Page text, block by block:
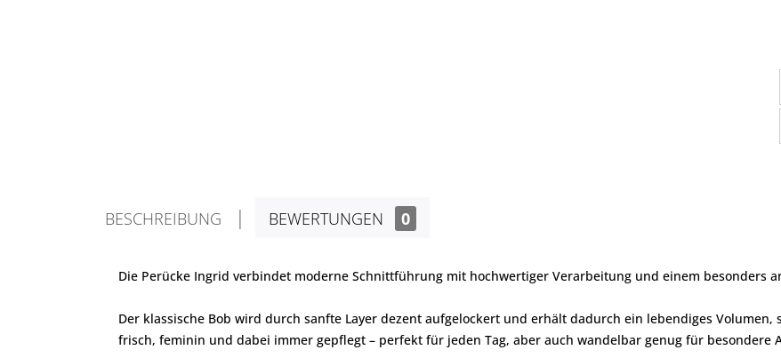
BESCHREIBUNG BEWERTUNGEN 0
Die Perücke Ingrid verbindet moderne Schnittführung mit hochwertiger Verarbeitung und einem besonders
Der klassische Bob wird durch sanfte Layer dezent aufgelockert und erhält dadurch ein lebendiges
frisch, feminin und dabei immer gepflegt – perfekt für jeden Tag, aber auch wandelbar genug für besondere